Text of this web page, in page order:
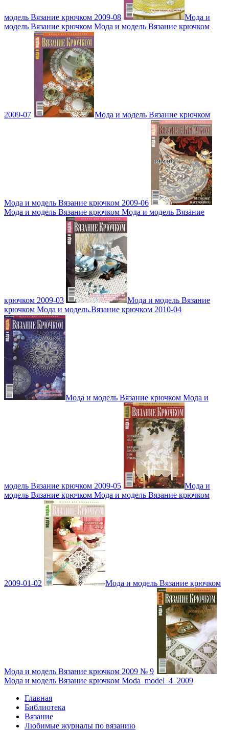
модель Вязание крючком 2009-08
Мода и
модель Вязание крючком Мода и модель Вязание крючком
2009-07 Мода и модель Вязание крючком
Мода и модель Вязание крючком 2009-06
Мода и модель Вязание крючком Мода и модель Вязание
крючком 2009-03
Мода и модель Вязание
крючком Мода и модель.Вязание крючком 2010-04
Мода и модель Вязание крючком Мода и
модель Вязание крючком 2009-05
Мода и
модель Вязание крючком Мода и модель Вязание крючком
2009-01-02 Мода и модель Вязание крючком
Мода и модель Вязание крючком 2009 № 9
Мода и модель Вязание крючком Moda_model_4_2009
Главная
Библиотека
Вязание
Любимые журналы по вязанию